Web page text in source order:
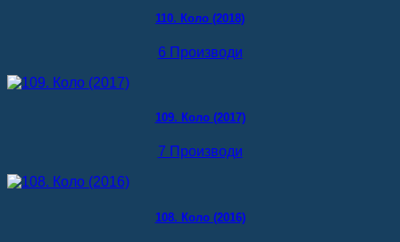
110. Коло (2018)
6 Производи
109. Коло (2017)
7 Производи
108. Коло (2016)